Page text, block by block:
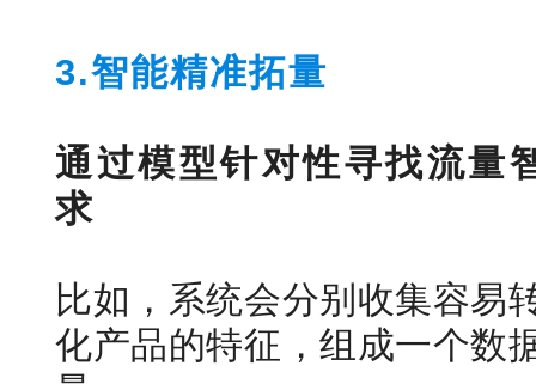
3.智能精准拓量
通过模型针对性寻找流量
求
比如，系统会分别收集容易
化产品的特征，组成一个数